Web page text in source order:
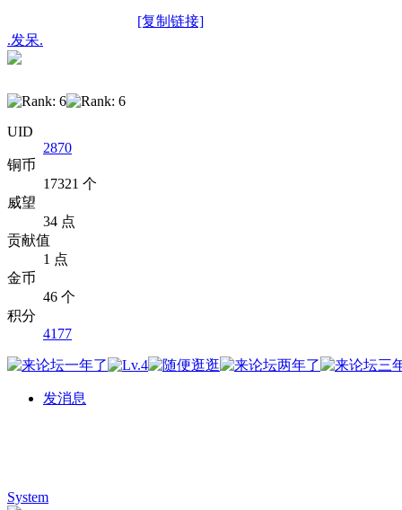
[复制链接]
.发呆.
UID
2870
铜币
17321 个
威望
34 点
贡献值
1 点
金币
46 个
积分
4177
发消息
System